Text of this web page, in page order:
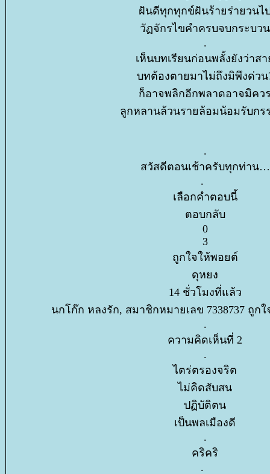
ฝันดีทุกทุกข์ฝันร้ายร่ายวนไ
วัฏจักรไขคำครบจบกระบวน
.
เห็นบทเรียนก่อนพลั้งยังว่าส
บทต้องตายมาไม่ถึงมิพึงด่วน
ก็อาจพลิกอีกพลาดอาจมิคว
ลูกหลานล้วนรายล้อมน้อมรับ
.
สวัสดีตอนเช้าครับทุกท่าน
.
เลือกคำตอบนี้
ตอบกลับ
0
3
ถูกใจให้พอยต์
ดุหยง
14 ชั่วโมงที่แล้ว
นกโก๊ก หลงรัก, สมาชิกหมายเลข 7338737 ถูก
.
ความคิดเห็นที่ 2
.
ไตร่ตรองจริต
ไม่คิดสับสน
ปฏิบัติตน
เป็นพลเมืองดี
.
คริคริ
.